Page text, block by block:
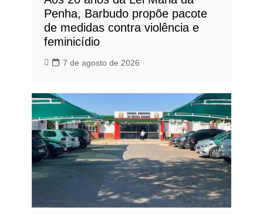
Penha, Barbudo propõe pacote
de medidas contra violência e
feminicídio
7 de agosto de 2026